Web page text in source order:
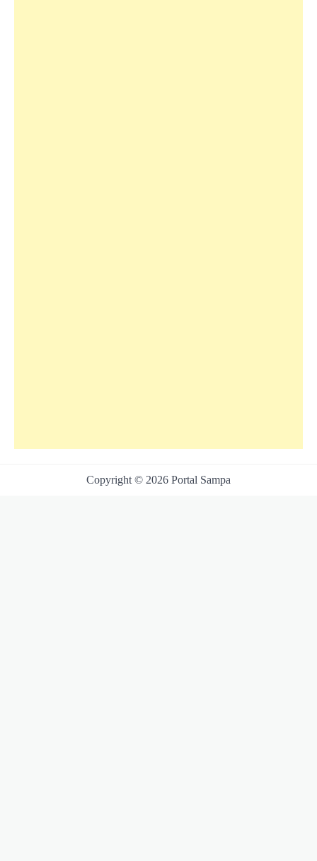
Copyright © 2026 Portal Sampa